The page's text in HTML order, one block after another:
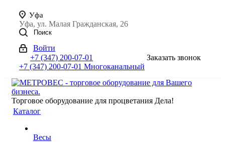
Уфа
Уфа, ул. Малая Гражданская, 26
Поиск
Войти
+7 (347) 200-07-01
+7 (347) 200-07-01 Многоканальный
Заказать звонок
Торговое оборудование для процветания Дела!
Каталог
Весы